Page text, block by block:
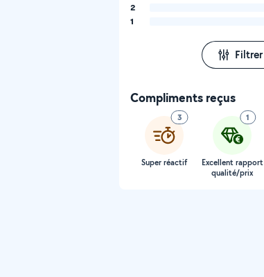
2
1
Filtrer
Compliments reçus
3
Super réactif
1
Excellent rapport
qualité/prix